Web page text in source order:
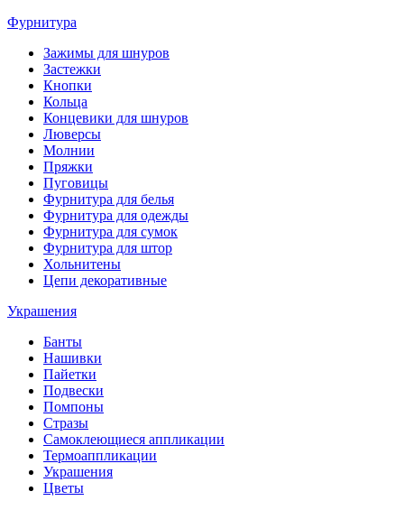
Фурнитура
Зажимы для шнуров
Застежки
Кнопки
Кольца
Концевики для шнуров
Люверсы
Молнии
Пряжки
Пуговицы
Фурнитура для белья
Фурнитура для одежды
Фурнитура для сумок
Фурнитура для штор
Хольнитены
Цепи декоративные
Украшения
Банты
Нашивки
Пайетки
Подвески
Помпоны
Стразы
Самоклеющиеся аппликации
Термоаппликации
Украшения
Цветы